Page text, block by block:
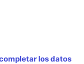
los datos